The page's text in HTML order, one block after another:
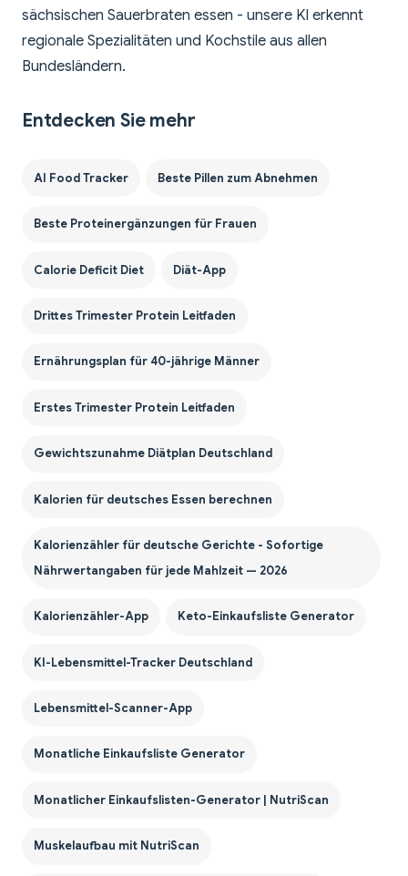
sächsischen Sauerbraten essen - unsere KI erkennt
regionale Spezialitäten und Kochstile aus allen
Bundesländern.
Entdecken Sie mehr
AI Food Tracker Beste Pillen zum Abnehmen
Beste Proteinergänzungen für Frauen
Calorie Deficit Diet Diät-App
Drittes Trimester Protein Leitfaden
Ernährungsplan für 40-jährige Männer
Erstes Trimester Protein Leitfaden
Gewichtszunahme Diätplan Deutschland
Kalorien für deutsches Essen berechnen
Kalorienzähler für deutsche Gerichte - Sofortige
Nährwertangaben für jede Mahlzeit — 2026
Kalorienzähler-App Keto-Einkaufsliste Generator
KI-Lebensmittel-Tracker Deutschland
Lebensmittel-Scanner-App
Monatliche Einkaufsliste Generator
Monatlicher Einkaufslisten-Generator | NutriScan
Muskelaufbau mit NutriScan